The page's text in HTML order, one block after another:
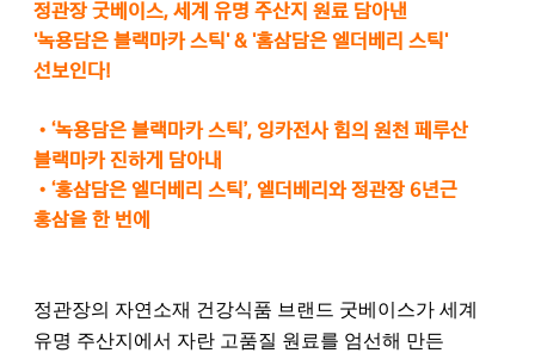
정관장 굿베이스, 세계 유명 주산지 원료 담아낸
'녹용담은 블랙마카 스틱' & '홈삼담은 엘더베리 스틱'
선보인다!
• ‘녹용담은 블랙마카 스틱’, 잉카전사 힘의 원천 페루산
블랙마카 진하게 담아내
• ‘홍삼담은 엘더베리 스틱’, 엘더베리와 정관장 6년근
홍삼을 한 번에
정관장의 자연소재 건강식품 브랜드 굿베이스가 세계
유명 주산지에서 자란 고품질 원료를 엄선해 만든